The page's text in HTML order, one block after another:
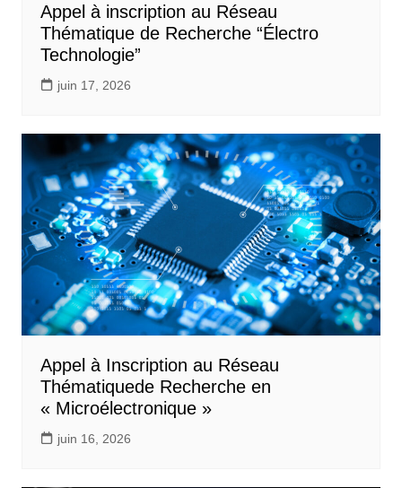
Appel à inscription au Réseau
Thématique de Recherche “Électro
Technologie”
juin 17, 2026
Appel à Inscription au Réseau
Thématiquede Recherche en
« Microélectronique »
juin 16, 2026